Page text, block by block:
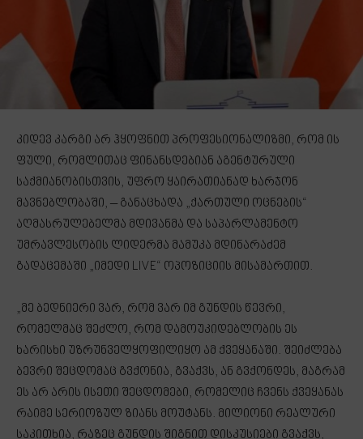
კიდევ კარგი არ ჰყოფნით პროფესიონალიზმი, რომ ის
ფული, რომლითაც ფინანსდებიან აგენტურული
საქმიანობისთვის, უფრო ყაირათიანად ხარჯონ
მავნებლობაში, – განაცხადა „ქართული ოცნების“
აღმასრულებელმა მდივანმა და საპარლამენტო
უმრავლესობის ლიდერმა მამუკა მდინარაძემ
გადაცემაში „იმედი LIVE“ ოპოზიციის მისამართით.
„მე ბედნიერი ვარ, რომ ვარ იმ გუნდის წევრი,
რომელმაც შეძლო, რომ დამოუკიდებლობის ეს
ხარისხი უზრუნველყოფილიყო ამ ქვეყანაში. შეიძლება
ბევრი შეცდომაც გვქონია, გვაქვს, ან გვქონდეს, მაგრამ
ეს არ არის ისეთი შეცდომები, რომელიც ჩვენს ქვეყანას
რაიმე სერიოზულ ზიანს მოუტანს. მილიონი რეალური
საკითხია, რაზეც გუნდის შიგნით დისკუსიები გვაქვს,